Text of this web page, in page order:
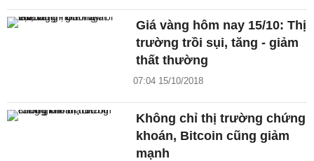
Giá vàng hôm nay 15/10: Thị
trường trồi sụi, tăng - giảm
thất thường
07:04 15/10/2018
Không chỉ thị trường chứng
khoán, Bitcoin cũng giảm
mạnh